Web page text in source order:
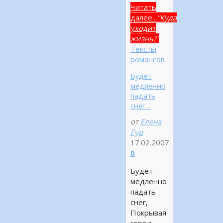
Читать
далее... "Куда
уходит
жизнь?"
Тексты
романсов
Будет
медленно
падать
снег…
от Елена
Гур
17.02.2007
0
Будет
медленно
падать
снег,
Покрывая